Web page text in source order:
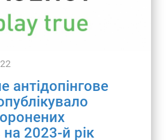
антідопінгове
на 2023-й рік